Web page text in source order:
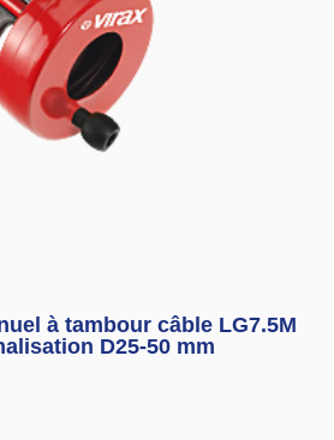
à tambour câble LG7.5M
D25-50 mm